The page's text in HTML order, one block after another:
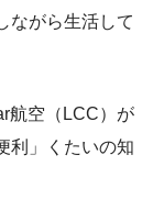
ながら生活して
航空（LCC）が
利」くたいの知